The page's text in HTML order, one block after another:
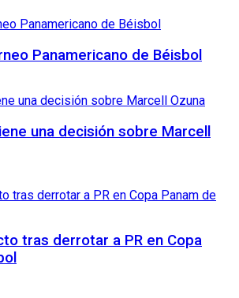
Panamericano de Béisbol
una decisión sobre Marcell
tras derrotar a PR en Copa